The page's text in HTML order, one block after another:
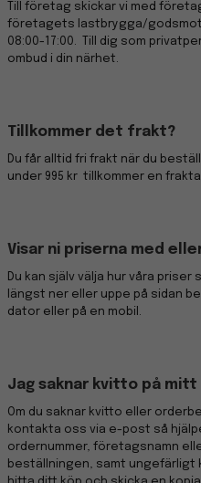
Till företag skickar vi med
företagets lastbrygga/
08:00-17:00. Till dig som
ombud i din närhet.
Tillkommer det frakt?
Du får alltid fri frakt när du
under 995 kr tillkommer en
Visar ni priserna med
Du kan själv välja hur våra
längst ner eller uppe på sidan
dator eller på en mobil.
Jag saknar kvitto på mitt
Om du saknar kvitto eller
kontakta oss via e-post så
ordernummer, företagsnamn
beställningen, samt ungefärligt